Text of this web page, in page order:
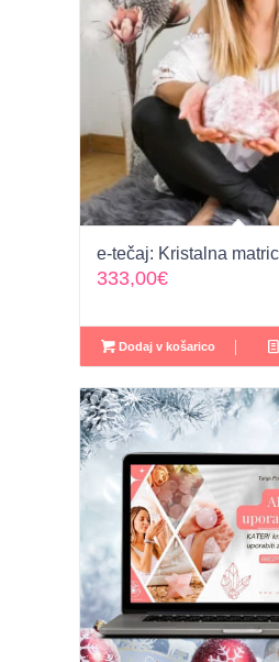
e-tečaj: Kristalna
333,00€
Dodaj v košarico